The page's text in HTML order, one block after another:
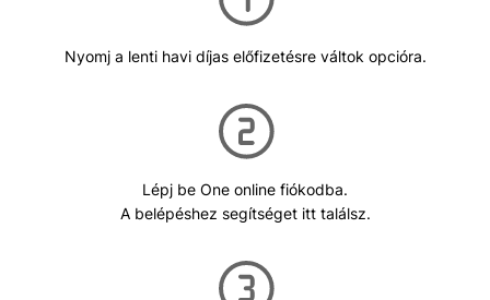
Nyomj a lenti havi díjas előfizetésre váltok opcióra.
Lépj be One online fiókodba.
A belépéshez segítséget itt találsz.